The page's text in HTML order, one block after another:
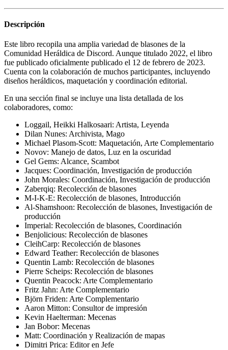
Descripción
Este libro recopila una amplia variedad de blasones de la
Comunidad Heráldica de Discord. Aunque titulado 2022, el libro
fue publicado oficialmente publicado el 12 de febrero de 2023.
Cuenta con la colaboración de muchos participantes, incluyendo
diseños heráldicos, maquetación y coordinación editorial.
En una sección final se incluye una lista detallada de los
colaboradores, como:
Loggail, Heikki Halkosaari: Artista, Leyenda
Dilan Nunes: Archivista, Mago
Michael Plasom-Scott: Maquetación, Arte Complementario
Novov: Manejo de datos, Luz en la oscuridad
Gel Gems: Alcance, Scambot
Jacques: Coordinación, Investigación de producción
John Morales: Coordinación, Investigación de producción
Zaberqiq: Recolección de blasones
M-I-K-E: Recolección de blasones, Introducción
Al-Shamshoon: Recolección de blasones, Investigación de
producción
Imperial: Recolección de blasones, Coordinación
Benjolicious: Recolección de blasones
CleihCarp: Recolección de blasones
Edward Teather: Recolección de blasones
Quentin Lamb: Recolección de blasones
Pierre Scheips: Recolección de blasones
Quentin Peacock: Arte Complementario
Fritz Jahn: Arte Complementario
Björn Friden: Arte Complementario
Aaron Mitton: Consultor de impresión
Kevin Haelterman: Mecenas
Jan Bobor: Mecenas
Matt: Coordinación y Realización de mapas
Dimitri Prica: Editor en Jefe